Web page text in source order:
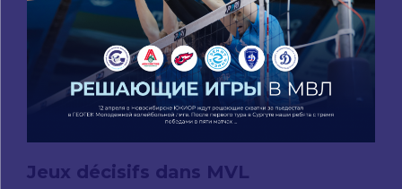
Jeux décisifs dans MVL